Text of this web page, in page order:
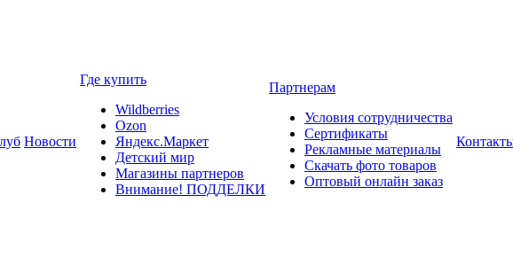
Новости
Где купить
Wildberries
Ozon
Яндекс.Маркет
Детский мир
Магазины партнеров
Внимание! ПОДДЕЛКИ
Партнерам
Условия сотрудничества
Сертификаты
Рекламные материалы
Скачать фото товаров
Оптовый онлайн заказ